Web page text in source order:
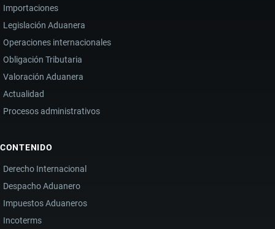
Importaciones
Legislación Aduanera
Operaciones internacionales
Obligación Tributaria
Valoración Aduanera
Actualidad
Procesos administrativos
CONTENIDO
Derecho Internacional
Despacho Aduanero
Impuestos Aduaneros
Incoterms